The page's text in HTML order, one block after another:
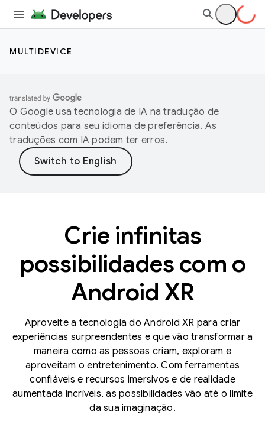
MULTIDEVICE
O Google usa tecnologia de IA na tradução de
conteúdos para seu idioma de preferência. As
traduções com IA podem ter erros.
Crie infinitas
possibilidades com o
Android XR
Aproveite a tecnologia do Android XR para criar
experiências surpreendentes e que vão transformar a
maneira como as pessoas criam, exploram e
aproveitam o entretenimento. Com ferramentas
confiáveis e recursos imersivos e de realidade
aumentada incríveis, as possibilidades vão até o limite
da sua imaginação.